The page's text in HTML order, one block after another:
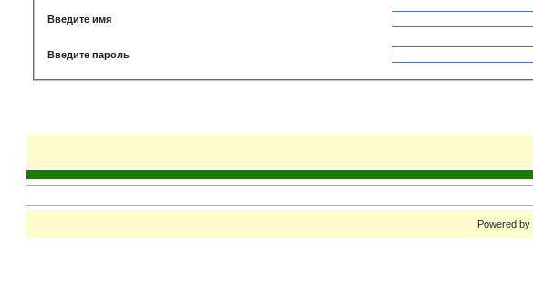
Введите имя
Введите пароль
Powered by